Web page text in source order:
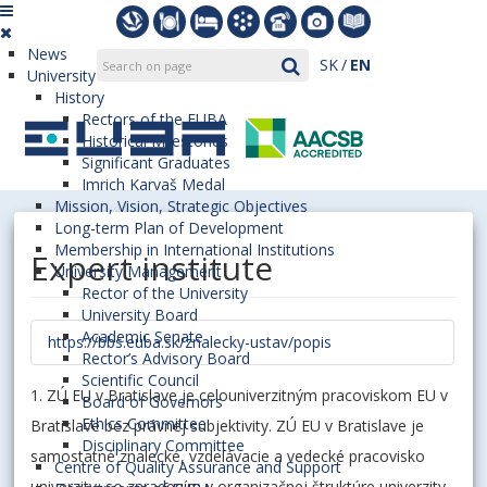
SK EN
News
University
History
Rectors of the EUBA
Historical Milestones
Significant Graduates
Imrich Karvaš Medal
Mission, Vision, Strategic Objectives
Long-term Plan of Development
Membership in International Institutions
University Management
Rector of the University
University Board
Academic Senate
Rector’s Advisory Board
Scientific Council
Board of Governors
Ethics Committee
Disciplinary Committee
Centre of Quality Assurance and Support
Expert institute
https://bbs.euba.sk/znalecky-ustav/popis
1. ZÚ EU v Bratislave je celouniverzitným pracoviskom EU v
Bratislave bez právnej subjektivity. ZÚ EU v Bratislave je
samostatné znalecké, vzdelávacie a vedecké pracovisko